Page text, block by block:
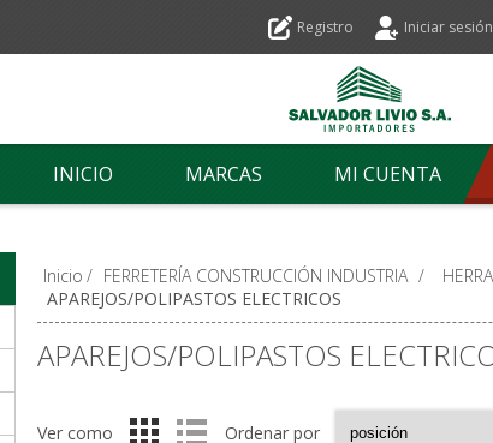
Registro Iniciar sesión
INICIO MARCAS MI CUENTA
Inicio / FERRETERÍA CONSTRUCCIÓN INDUSTRIA /
APAREJOS/POLIPASTOS ELECTRICOS
APAREJOS/POLIPASTOS
Ver como Ordenar por